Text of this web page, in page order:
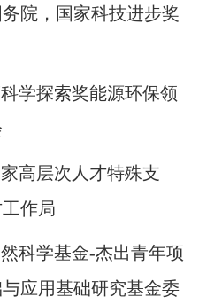
院，国家科技进步奖
学探索奖能源环保领
高层次人才特殊支
作局
科学基金-杰出青年项
应用基础研究基金委